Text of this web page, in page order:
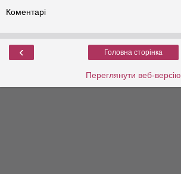
Коментарі
‹ Головна сторінка
Переглянути веб-версію